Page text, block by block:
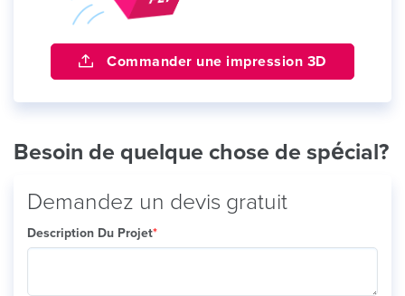
Commander une impression 3D
Besoin de quelque chose de spécial?
Demandez un devis gratuit
Description Du Projet*